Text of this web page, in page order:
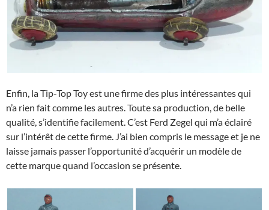
Enfin, la Tip-Top Toy est une firme des plus intéressantes qui
n’a rien fait comme les autres. Toute sa production, de belle
qualité, s’identifie facilement. C’est Ferd Zegel qui m’a éclairé
sur l’intérêt de cette firme. J’ai bien compris le message et je ne
laisse jamais passer l’opportunité d’acquérir un modèle de
cette marque quand l’occasion se présente.